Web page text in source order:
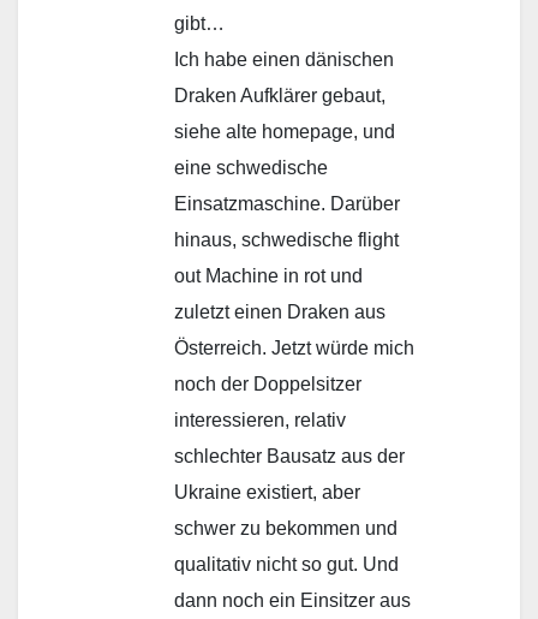
gibt…
Ich habe einen dänischen
Draken Aufklärer gebaut,
siehe alte homepage, und
eine schwedische
Einsatzmaschine. Darüber
hinaus, schwedische flight
out Machine in rot und
zuletzt einen Draken aus
Österreich. Jetzt würde mich
noch der Doppelsitzer
interessieren, relativ
schlechter Bausatz aus der
Ukraine existiert, aber
schwer zu bekommen und
qualitativ nicht so gut. Und
dann noch ein Einsitzer aus